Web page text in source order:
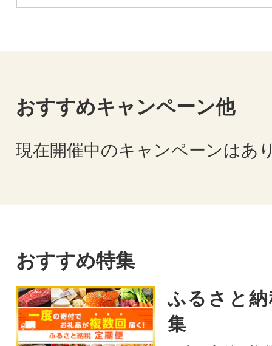
おすすめキャンペーン他
現在開催中のキャンペーンはあ
おすすめ特集
ふるさと
集